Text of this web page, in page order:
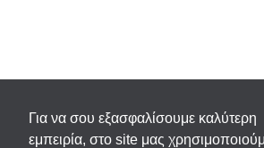
Για να σου εξασφαλίσουμε καλύτερη
εμπειρία, στο site μας